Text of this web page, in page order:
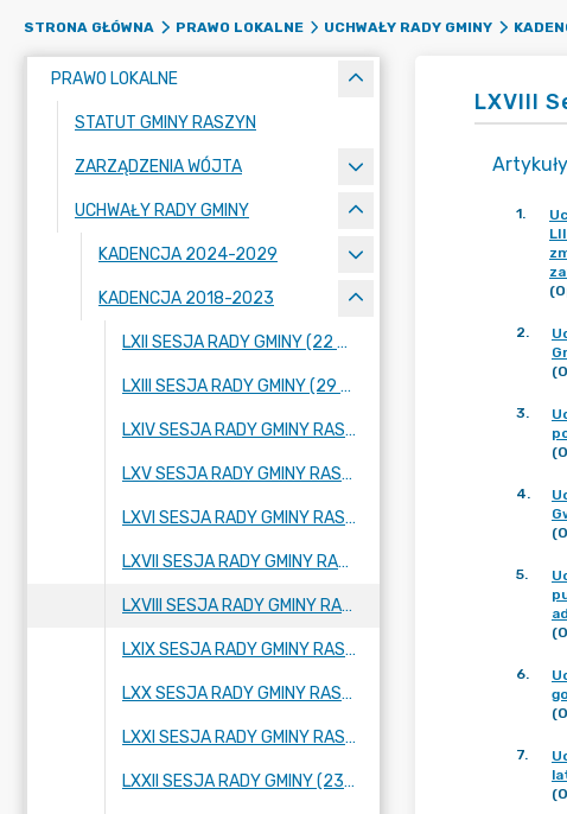
STRONA GŁÓWNA PRAWO LOKALNE UCHWAŁY RADY GMINY
PRAWO LOKALNE
STATUT GMINY RASZYN
ZARZĄDZENIA WÓJTA
UCHWAŁY RADY GMINY
KADENCJA 2024-2029
KADENCJA 2018-2023
LXII SESJA RADY GMINY (22 WRZEŚNIA 2022 ROKU)
LXIII SESJA RADY GMINY (29 WRZEŚNIA 2022 ROKU)
LXIV SESJA RADY GMINY RASZYN (20 PAŹDZIERNIKA 2022 ROKU)
LXV SESJA RADY GMINY RASZYN (17 LISTOPADA 2022 ROKU)
LXVI SESJA RADY GMINY RASZYN (29 LISTOPADA 2022 ROKU)
LXVII SESJA RADY GMINY RASZYN (08 GRUDNIA 2022 ROKU)
LXVIII SESJA RADY GMINY RASZYN (21 GRUDNIA 2022 ROKU)
LXIX SESJA RADY GMINY RASZYN (29 GRUDNIA 2022 ROKU)
LXX SESJA RADY GMINY RASZYN (26 STYCZNIA 2023 R.)
LXXI SESJA RADY GMINY RASZYN (23 LUTEGO 2023 R.)
LXXII SESJA RADY GMINY (23 MARCA 2023 R.)
LXVIII
Artykuły
1.
2.
3.
4.
5.
6.
7.